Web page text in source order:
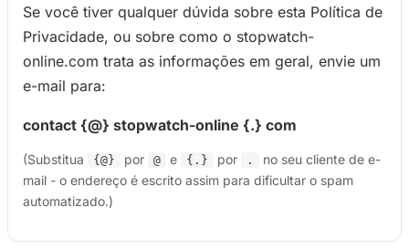
Se você tiver qualquer dúvida sobre esta Política de
Privacidade, ou sobre como o stopwatch-
online.com trata as informações em geral, envie um
e-mail para:
contact {@} stopwatch-online {.} com
(Substitua {@} por @ e {.} por .
no seu cliente de e-
mail - o endereço é escrito assim para dificultar o spam
automatizado.)